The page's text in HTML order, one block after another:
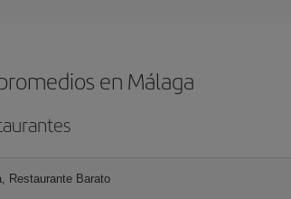
en Málaga
Restaurante Barato